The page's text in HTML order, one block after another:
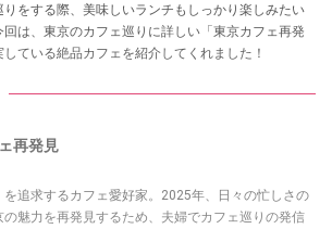
をする際、美味しいランチもしっかり楽しみたい
は、東京のカフェ巡りに詳しい「東京カフェ再発
ている絶品カフェを紹介してくれました！
再発見
を追求するカフェ愛好家。2025年、日々の忙しさの
魅力を再発見するため、夫婦でカフェ巡りの発信